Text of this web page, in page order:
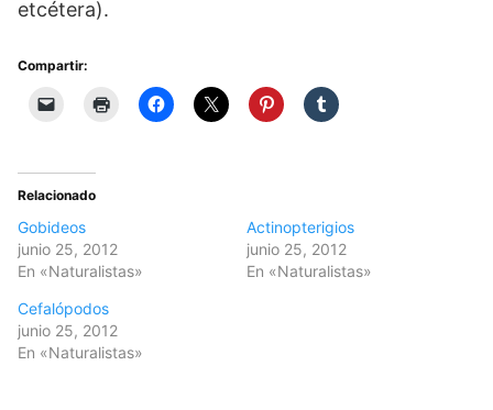
etcétera).
Compartir:
Relacionado
Gobideos
junio 25, 2012
En «Naturalistas»
Actinopterigios
junio 25, 2012
En «Naturalistas»
Cefalópodos
junio 25, 2012
En «Naturalistas»